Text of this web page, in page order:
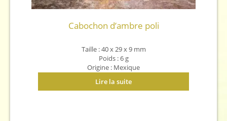
Cabochon d’ambre poli
Taille : 40 x 29 x 9 mm
Poids : 6 g
Origine : Mexique
Lire la suite